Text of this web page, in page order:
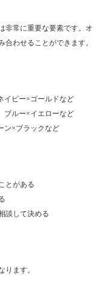
非常に重要な要素です。オ
わせることができます。
イビー×ゴールドなど
ブルー×イエローなど
ン×ブラックなど
とがある
談して決める
ります。